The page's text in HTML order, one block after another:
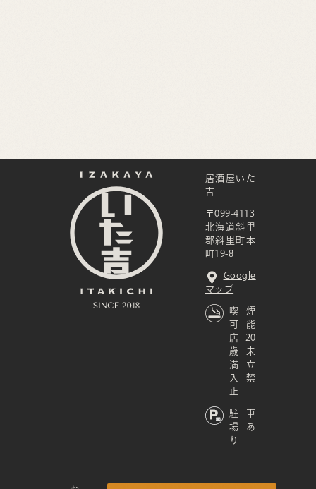
居酒屋いた
吉
〒099-4113
北海道斜里
郡斜里町本
町19-8
Google
マップ
喫煙
可能
店 20
歳未
満立
入禁
止
駐車
場あ
り